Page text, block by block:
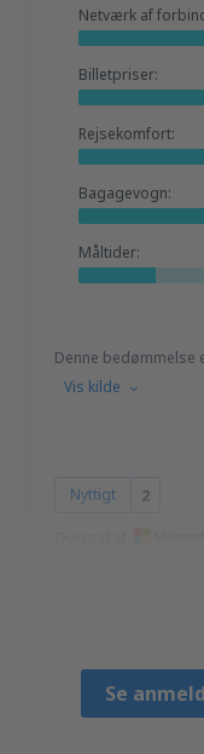
Netværk af
Billetpriser:
Rejsekomfort:
Bagagevogn:
Måltider:
Denne bedømmelse
Vis kilde
Nyttigt 2
Se